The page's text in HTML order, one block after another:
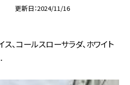
更新日 2024/11/16
、コールスローサラダ、ホワイト